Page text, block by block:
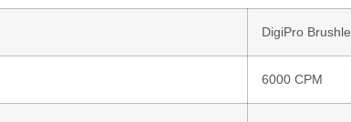
DigiPro
6000 CPM